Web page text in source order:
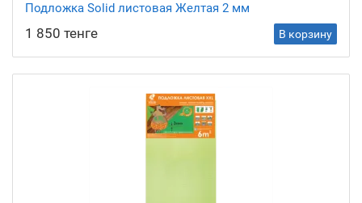
Подложка Solid листовая Желтая 2 мм
1 850 тенге В корзину